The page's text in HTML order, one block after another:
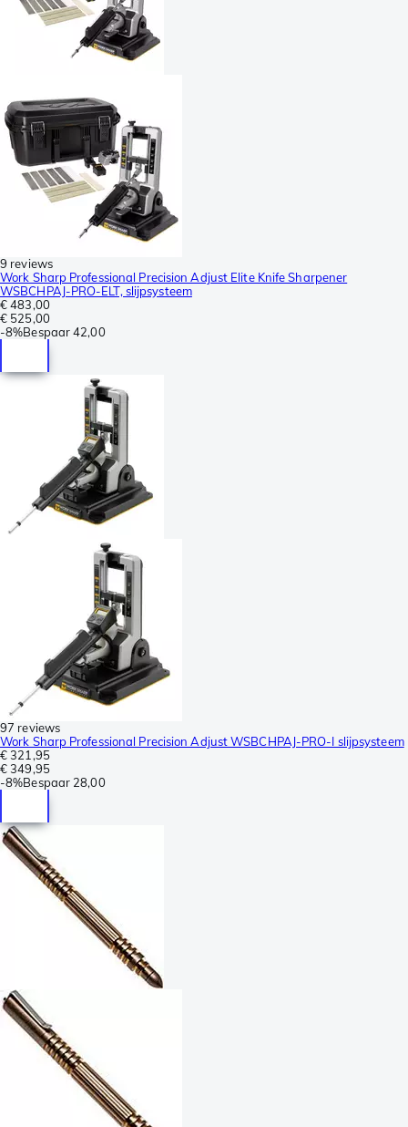
9 reviews
Work Sharp Professional Precision Adjust Elite Knife Sharpener
WSBCHPAJ-PRO-ELT, slijpsysteem
€ 483,00
€ 525,00
-8%Bespaar42,00
97 reviews
Work Sharp Professional Precision Adjust WSBCHPAJ-PRO-I slijpsysteem
€ 321,95
€ 349,95
-8%Bespaar 28,00